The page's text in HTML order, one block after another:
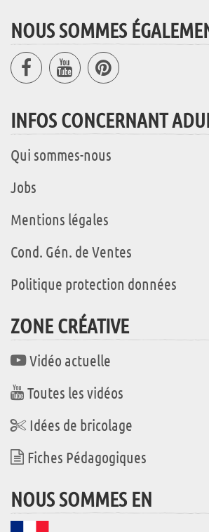
NOUS SOMMES
INFOS CONCERNANT
Qui sommes-nous
Jobs
Mentions légales
Cond. Gén. de Ventes
Politique protection données
ZONE CRÉATIVE
Vidéo actuelle
Toutes les vidéos
Idées de bricolage
Fiches Pédagogiques
NOUS SOMMES EN